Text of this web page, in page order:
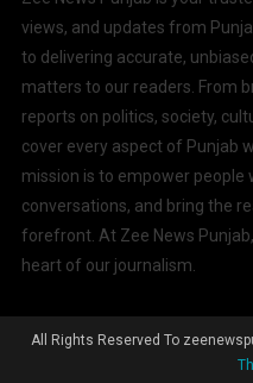
views, and updates from
to delivering accurate,
matters to our readers. From
reports on politics, society,
cover every aspect of Punjab
mission is to empower people
conversations, and bring the
forefront. At Zee News
heart of our journalism.
All Rights Reserved To